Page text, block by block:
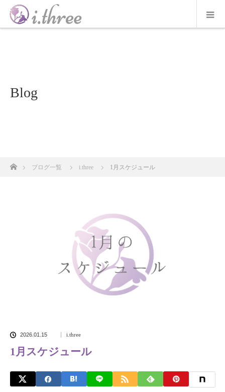
Blog
ホームブログ一覧 i.three 1月スケジュール
2026.01.15 i.three
1月スケジュール